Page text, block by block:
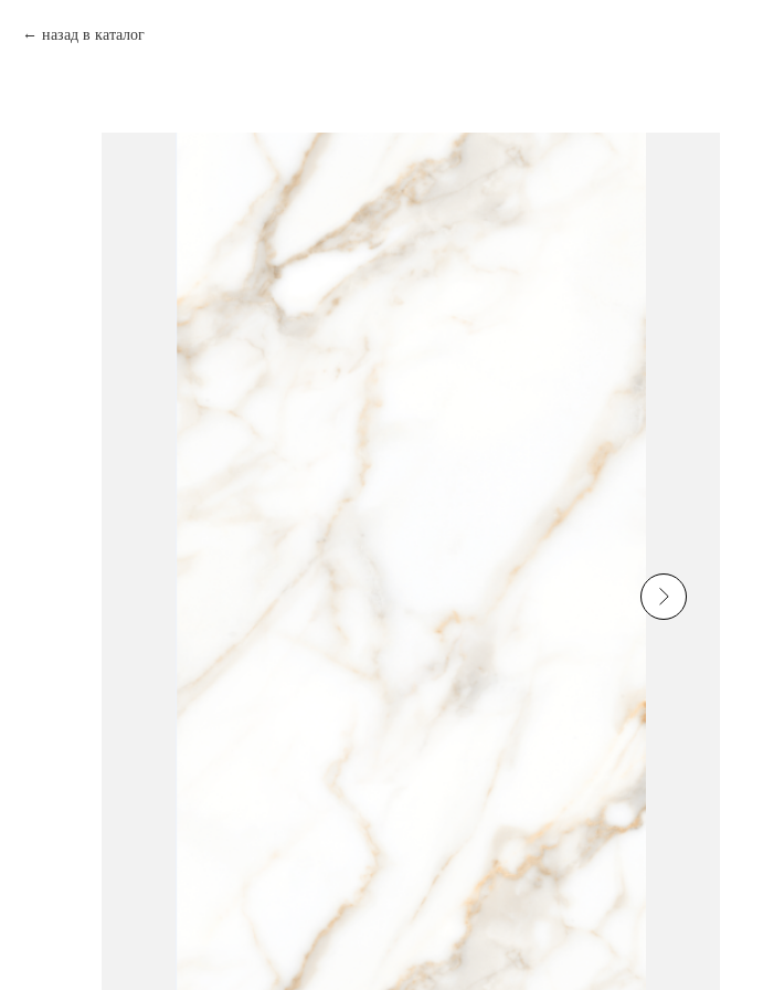
назад в каталог